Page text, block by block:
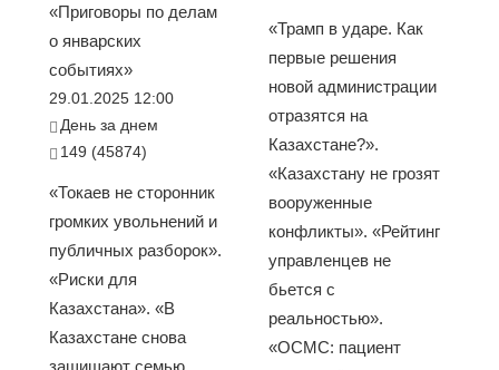
«Приговоры по делам
о январских
событиях»
29.01.2025 12:00
День за днем
149 (45874)
«Токаев не сторонник
громких увольнений и
публичных разборок».
«Риски для
Казахстана». «В
Казахстане снова
защищают семью
«Трамп в ударе. Как
первые решения
новой администрации
отразятся на
Казахстане?».
«Казахстану не грозят
вооруженные
конфликты». «Рейтинг
управленцев не
бьется с
реальностью».
«ОСМС: пациент